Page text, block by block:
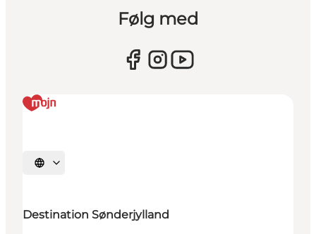
Følg med
Vælg sprog
Destination Sønderjylland